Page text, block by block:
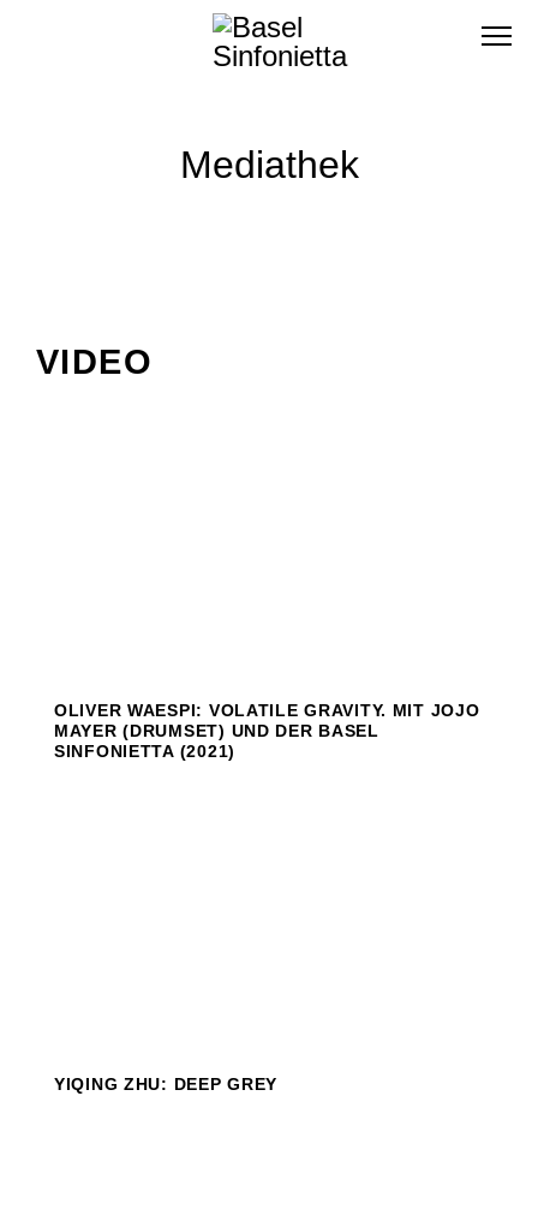
Mediathek
VIDEO
OLIVER WAESPI: VOLATILE GRAVITY. MIT JOJO
MAYER (DRUMSET) UND DER BASEL
SINFONIETTA (2021)
YIQING ZHU: DEEP GREY